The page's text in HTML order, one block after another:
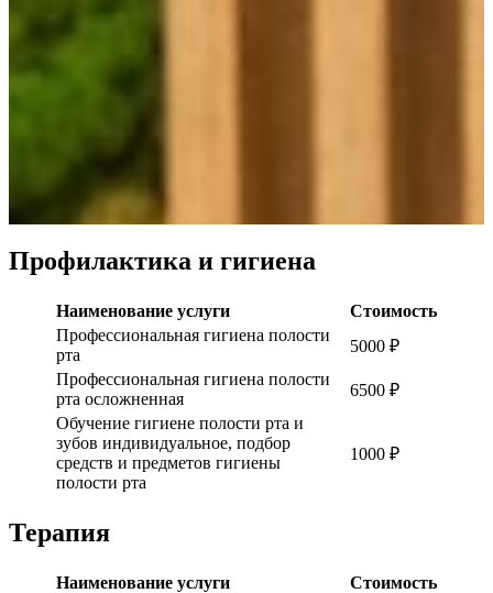
Профилактика и гигиена
Наименование услуги
Стоимость
Профессиональная гигиена полости
рта
5000 ₽
Профессиональная гигиена полости
рта осложненная
6500 ₽
Обучение гигиене полости рта и
зубов индивидуальное, подбор
средств и предметов гигиены
полости рта
1000 ₽
Терапия
Наименование услуги
Стоимость